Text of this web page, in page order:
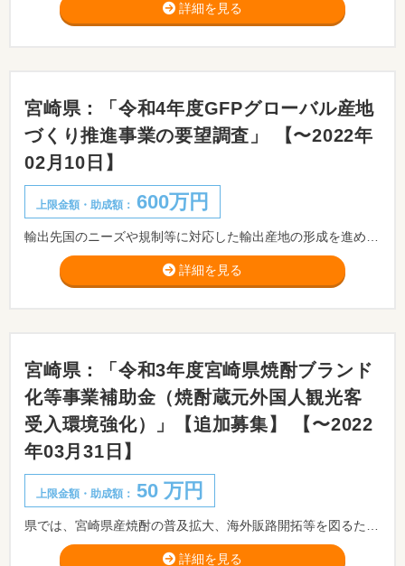
詳細を見る
宮崎県：「令和4年度GFPグローバル産地
づくり推進事業の要望調査」 【〜2022年
02月10日】
上限金額・助成額： 600万円
詳細を見る
宮崎県：「令和3年度宮崎県焼酎ブランド
化等事業補助金（焼酎蔵元外国人観光客
受入環境強化）」【追加募集】 【〜2022
年03月31日】
上限金額・助成額： 50 万円
詳細を見る